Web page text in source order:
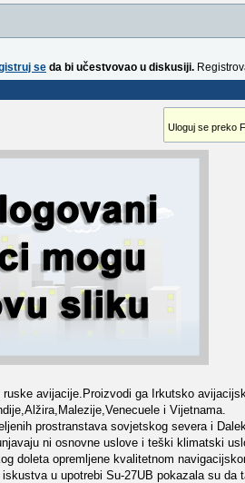
se da bi učestvovao u diskusiji.
Uloguj se preko
avijacije.Proizvodi ga Irkutsko
i Vijetnama.
prostranstava sovjetskog severa i
ni osnovne uslove i teški klimatski
doleta opremljene kvalitetnom
u upotrebi Su-27UB pokazala su